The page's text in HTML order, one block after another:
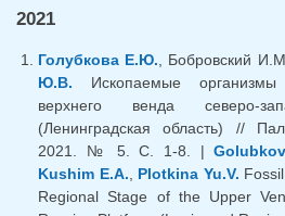
2021
Голубкова Е.Ю. , Бобровский
Ю.В. Ископаемые организмы
верхнего венда северо-
(Ленинградская область) //
2021. № 5. С. 1-8. |
Kushim E.A.
Plotkina Yu.V.
Regional Stage of the Upper